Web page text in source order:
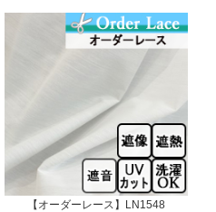
【オーダーレース】LN1548